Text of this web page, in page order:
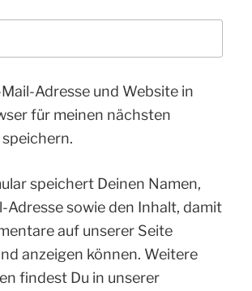
Adresse und Website in
für meinen nächsten
speichert Deinen Namen,
Adresse sowie den Inhalt, damit
auf unserer Seite
anzeigen können. Weitere
findest Du in unserer